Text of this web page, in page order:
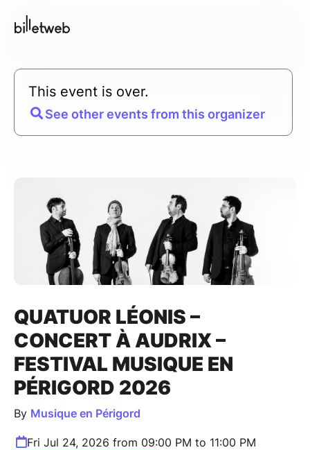
This event is over.
See other events from this organizer
QUATUOR LÉONIS –
CONCERT À AUDRIX –
FESTIVAL MUSIQUE EN
PÉRIGORD 2026
By Musique en Périgord
Fri Jul 24, 2026 from 09:00 PM to 11:00 PM